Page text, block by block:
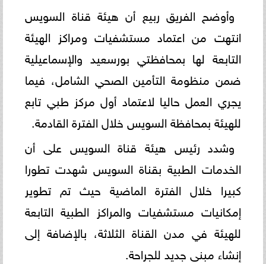
وأوضح الفريق ربيع أن هيئة قناة السويس
انتهت من اعتماد مستشفيات ومراكز الهيئة
التابعة لها بمحافظتي بورسعيد والإسماعيلية
ضمن منظومة التأمين الصحي الشامل، فيما
يجري العمل حاليا لاعتماد أول مركز طبي تابع
للهيئة بمحافظة السويس خلال الفترة القادمة.
وشدد رئيس هيئة قناة السويس على أن
الخدمات الطبية بقناة السويس شهدت تطورا
كبيرا خلال الفترة الماضية حيث تم تطوير
إمكانيات مستشفيات والمراكز الطبية التابعة
للهيئة في مدن القناة الثلاثة، بالإضافة إلى
إنشاء مبنى جديد للجراحة.